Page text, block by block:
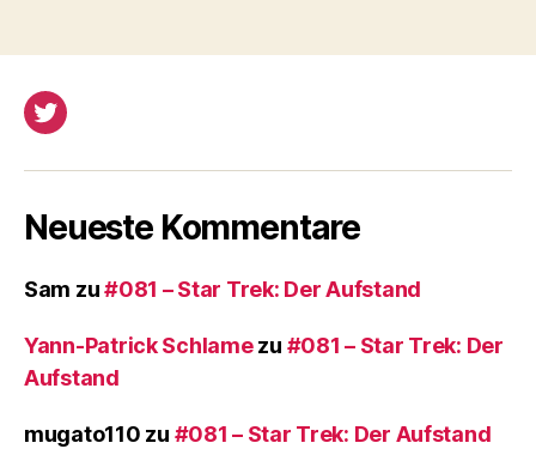
Twitter
Neueste Kommentare
Sam zu#081 – Star Trek: Der Aufstand
Yann-Patrick Schlamezu #081 – Star Trek: Der
Aufstand
mugato110 zu #081 – Star Trek: Der Aufstand